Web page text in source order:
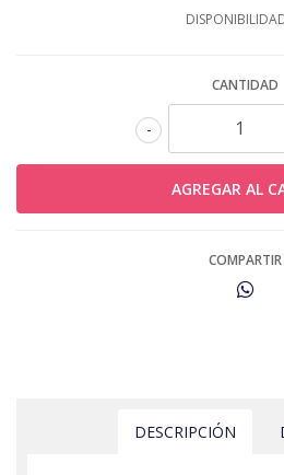
CANTIDAD
-
COMPARTIR
DESCRIPCIÓN